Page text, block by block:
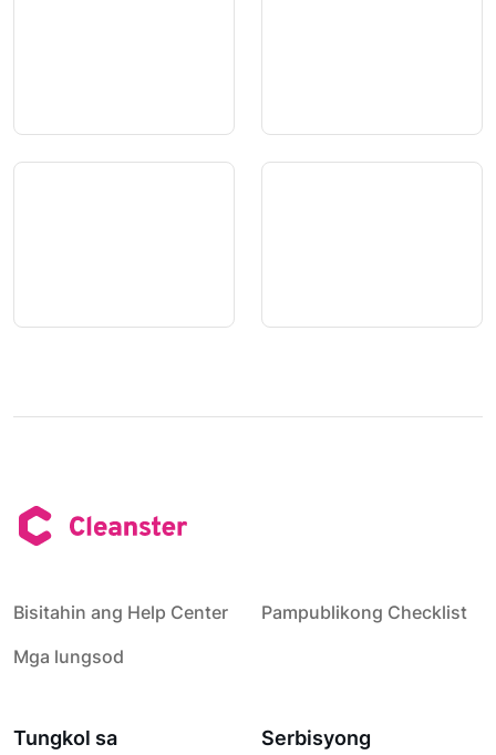
Bisitahin ang Help Center
Pampublikong Checklist
Mga lungsod
Tungkol sa
Serbisyong